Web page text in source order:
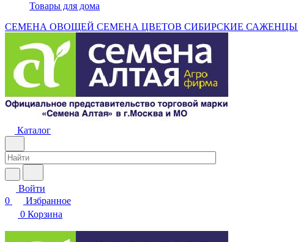
Товары для дома
СЕМЕНА ОВОЩЕЙ СЕМЕНА ЦВЕТОВ СИБИРСКИЕ САЖЕНЦЫ
Каталог
Войти
0
Избранное
0 Корзина